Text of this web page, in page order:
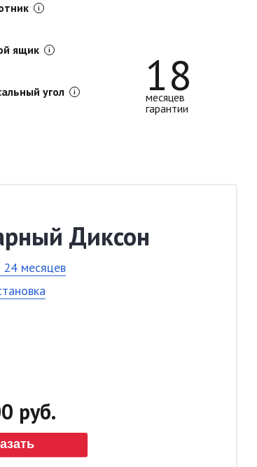
ящик
угол
18
месяцев
гарантии
Диксон
24 месяцев
руб.